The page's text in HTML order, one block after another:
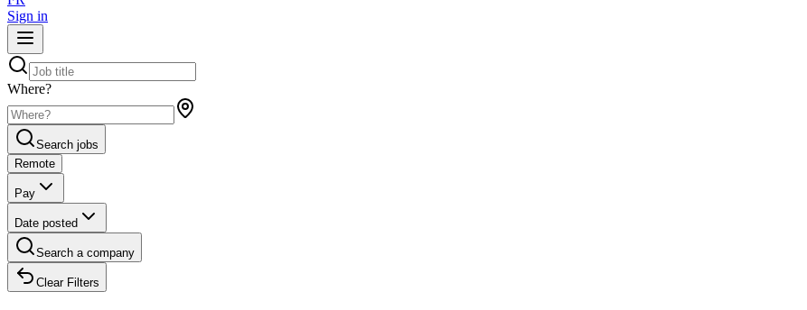
Sign in
Where?
Search jobs
Remote
Pay
Date posted
Search a company
Clear Filters